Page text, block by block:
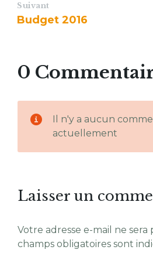
Suivant
Budget 2016
0
Il n'y a aucun
actuellement
Laisser un
Votre adresse e-mail ne sera
champs obligatoires sont